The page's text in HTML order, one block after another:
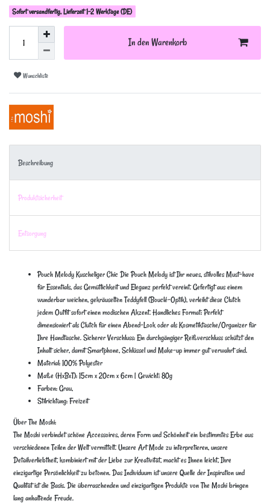
Sofort versandfertig, Lieferzeit 1-2 Werktage (DE)
In den Warenkorb
Wunschliste
Beschreibung
Produktsicherheit
Entsorgung
Pouch Melody Kuscheliger Chic Die Pouch Melody ist Ihr neues, stilvolles Must-have
für Essentials, das Gemütlichkeit und Eleganz perfekt vereint. Gefertigt aus einem
wunderbar weichen, gekräuselten Teddyfell (Bouclé-Optik), verleiht diese Clutch
jedem Outfit sofort einen modischen Akzent. Handliches Format: Perfekt
dimensioniert als Clutch für einen Abend-Look oder als Kosmetiktasche/Organizer für
Ihre Handtasche. Sicherer Verschluss: Ein durchgängiger Reißverschluss schützt den
Inhalt sicher, damit Smartphone, Schlüssel und Make-up immer gut verwahrt sind.
Material: 100% Polyester
Maße (HxBxT): 15cm x 20cm x 6cm | Gewicht: 80g
Farben: Grau,
Stilrichtung: Freizeit
Über The Moshi:
The Moshi verbindet schöne Accessoires, deren Form und Schönheit ein bestimmtes Erbe aus
verschiedenen Teilen der Welt vermittelt. Unsere Art Mode zu interpretieren, unsere
Detailverliebtheit, kombiniert mit der Liebe zur Kreativität, macht es Ihnen leicht, Ihre
einzigartige Persönlichkeit zu betonen. Das Individuum ist unsere Quelle der Inspiration und
Qualität ist die Basis. Die überraschenden und einzigartigen Produkte von The Moshi bringen
lang anhaltende Freude.